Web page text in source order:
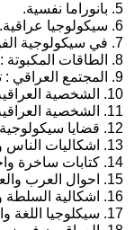
5. بانوراما نفسية.
6. سيكولوجيا عراقية.
7. في سيكولوجية الفن التشكيلي المعاصر.
8. الطاقات المكبوتة : دراسة في سيكولوجية المرأة العربية .
9. المجتمع العراقي : تحليل سيكوسوسيولوجي لما حدث ويحدث.
10. الشخصية العراقية :تحليلات سيكوسوسيولوجية.
11. الشخصية العراقية بين الجوهر والمظهر.
12. قضايا سيكولوجية معاصرة في الدين والفن والمجتمع.
13. اشكاليات الناس والسياسة في المجتمعات العربية.
14. كتابات ساخرة واخرى في هموم الناس والوطن.
15. احوال العرب والعراق وخيبات الزمن الردي.
16. اشكالية السلطة والدين في العالم العربي.
17. سيكلوجيا اللغة والاتصال.